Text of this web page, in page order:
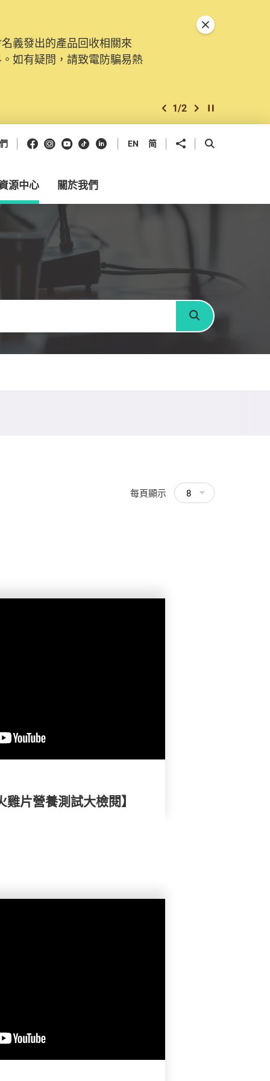
義發出的產品回收相關來
如有疑問，請致電防騙易熱
。由2025年11月10日起，
訴、查詢及建議。所有提交
上一個
2/2 下一個開始/暫停幻燈
關閉特別通告
Facebook
Instagram
Youtube
抖音領英 EN 简 分享到 開啟搜尋框
源中心 關於我們
搜尋
每頁顯示 8
片營養測試大檢閱】